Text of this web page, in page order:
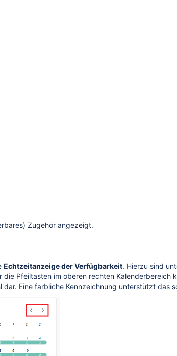
Zugehör angezeigt.
Echtzeitanzeige der Verfügbarkeit. Hierzu sind
Pfeiltasten im oberen rechten Kalenderbereich
Eine farbliche Kennzeichnung unterstützt das